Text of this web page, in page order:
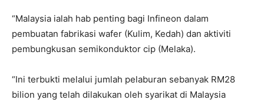
“Malaysia ialah hab penting bagi Infineon dalam
pembuatan fabrikasi wafer (Kulim, Kedah) dan aktiviti
pembungkusan semikonduktor cip (Melaka).
“Ini terbukti melalui jumlah pelaburan sebanyak RM28
bilion yang telah dilakukan oleh syarikat di Malaysia